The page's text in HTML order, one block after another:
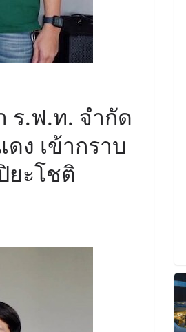
ร.ฟ.ท. จำกัด
ง เข้ากราบ
ยะโชติ